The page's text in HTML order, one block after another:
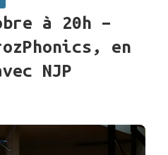
à 20h –
en
NJP